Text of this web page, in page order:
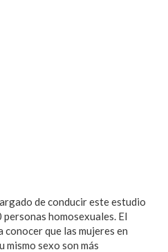
de conducir este estudio
homosexuales. El
conocer que las mujeres en
mismo sexo son más